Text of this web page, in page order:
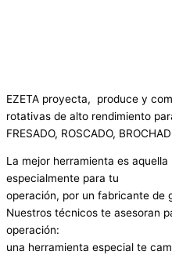
EZETA proyecta, produce y
rotativas de alto rendimiento
FRESADO, ROSCADO,
La mejor herramienta es
especialmente para tu
operación, por un fabricante de
Nuestros técnicos te asesoran
operación:
una herramienta especial te